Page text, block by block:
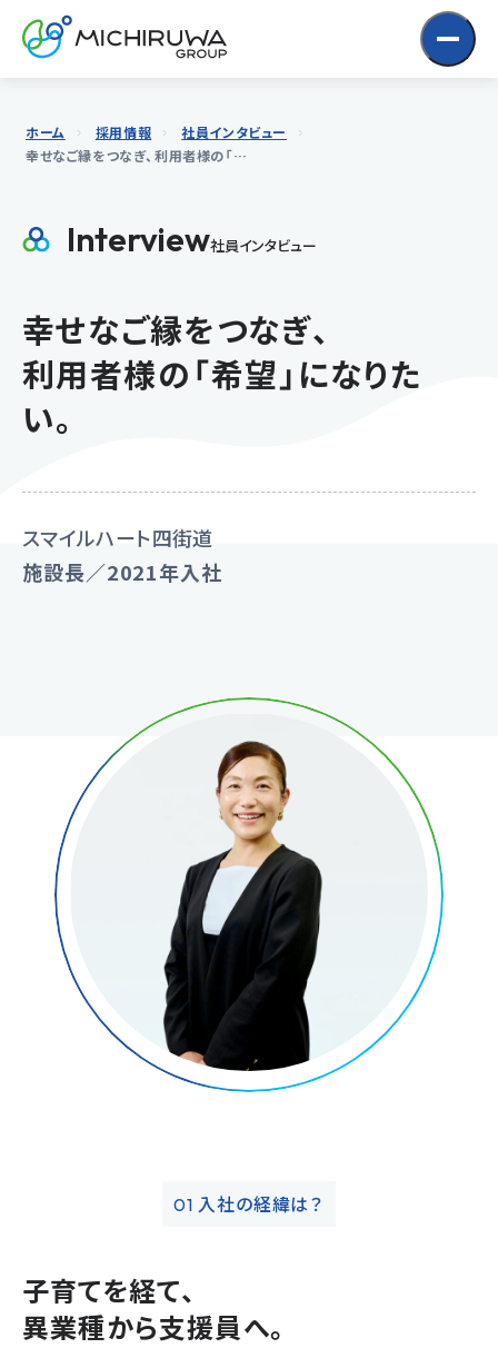
Content
ホーム 採用情報
社員インタビュー
幸せなご縁をつなぎ、 利用者様の「希望」になりたい。
Interview社員インタビュー
幸せなご縁をつなぎ、
利用者様の「希望」になりた
い。
スマイルハート四街道
施設長／2021年入社
01 入社の経緯は？
子育てを経て、
異業種から支援員へ。